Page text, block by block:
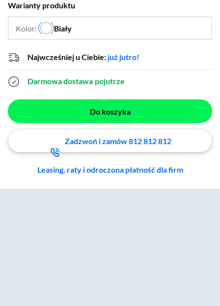
Warianty produktu
Kolor: Biały
…
Najwcześniej u Ciebie: już jutro!
Darmowa dostawa pojutrze
Do koszyka
Zadzwoń i zamów 812 812 812
Leasing, raty i odroczona płatność dla firm